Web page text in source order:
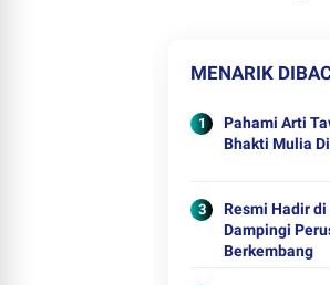
MENARIK
Pahami Arti
Bhakti Mulia
Resmi Hadir
Dampingi
Berkembang